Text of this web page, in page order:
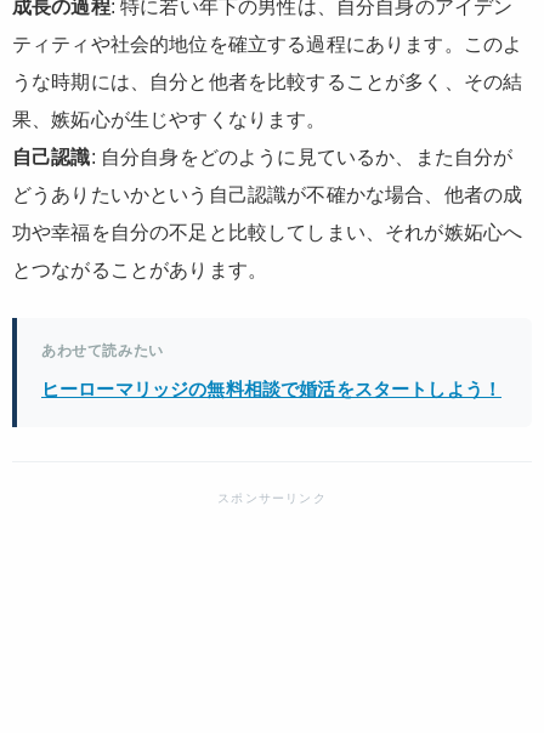
成長の過程: 特に若い年下の男性は、自分自身のアイデン
ティティや社会的地位を確立する過程にあります。このよ
うな時期には、自分と他者を比較することが多く、その結
果、嫉妬心が生じやすくなります。
自己認識: 自分自身をどのように見ているか、また自分が
どうありたいかという自己認識が不確かな場合、他者の成
功や幸福を自分の不足と比較してしまい、それが嫉妬心へ
とつながることがあります。
あわせて読みたい
ヒーローマリッジの無料相談で婚活をスタートしよう！